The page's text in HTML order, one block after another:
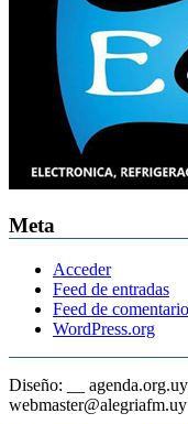
Meta
Acceder
Feed de entradas
Feed de
WordPress.org
Diseño: __
webmaster@alegriafm.uy